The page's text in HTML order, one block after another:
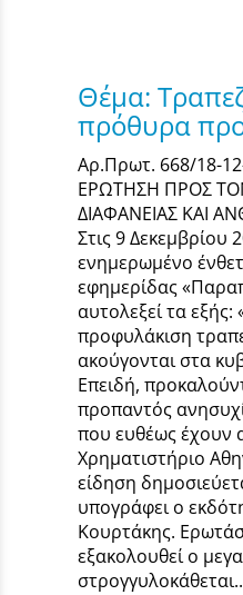
Θέμα:
πρόθυρα
Αρ.Πρωτ. 668/18-
ΕΡΩΤΗΣΗ ΠΡΟΣ
ΔΙΑΦΑΝΕΙΑΣ ΚΑΙ
Στις 9 Δεκεμβρίου
ενημερωμένο
εφημερίδας
αυτολεξεί τα
προφυλάκιση
ακούγονται στα
Επειδή,
προπαντός
που ευθέως έχουν
Χρηματιστήριο
είδηση
υπογράφει ο
Κουρτάκης.
εξακολουθεί ο